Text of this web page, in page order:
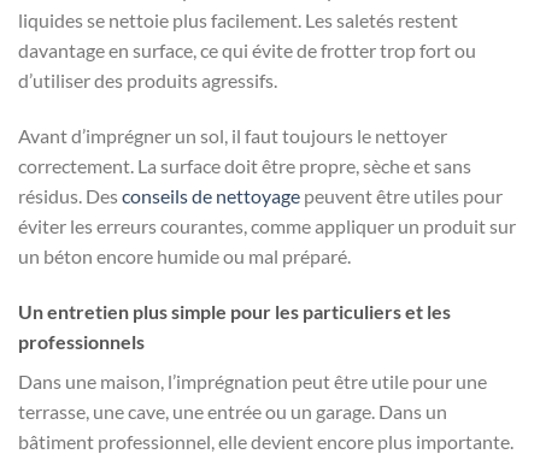
liquides se nettoie plus facilement. Les saletés restent
davantage en surface, ce qui évite de frotter trop fort ou
d’utiliser des produits agressifs.
Avant d’imprégner un sol, il faut toujours le nettoyer
correctement. La surface doit être propre, sèche et sans
résidus. Desconseils de nettoyage peuvent être utiles pour
éviter les erreurs courantes, comme appliquer un produit sur
un béton encore humide ou mal préparé.
Un entretien plus simple pour les particuliers et les
professionnels
Dans une maison, l’imprégnation peut être utile pour une
terrasse, une cave, une entrée ou un garage. Dans un
bâtiment professionnel, elle devient encore plus importante.